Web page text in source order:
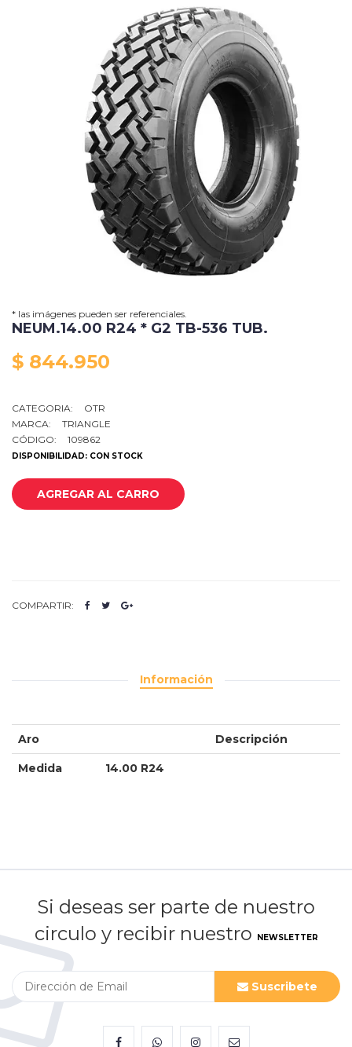
* las imágenes pueden ser referenciales.
NEUM.14.00 R24 * G2 TB-536 TUB.
$ 844.950
CATEGORIA:
OTR
MARCA:
TRIANGLE
CÓDIGO:
109862
DISPONIBILIDAD: CON STOCK
AGREGAR AL CARRO
COMPARTIR:
Información
Aro Descripción
Medida 14.00 R24
Si deseas ser parte de nuestro
circulo y recibir nuestro
NEWSLETTER
Suscribete